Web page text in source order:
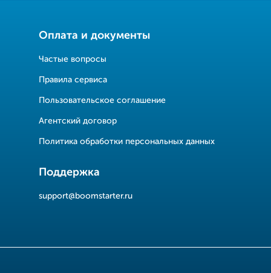
Оплата и документы
Частые вопросы
Правила сервиса
Пользовательское соглашение
Агентский договор
Политика обработки персональных данных
Поддержка
support@boomstarter.ru